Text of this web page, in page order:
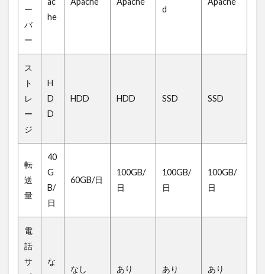
ー
バ
ー
he
d
ス
ト
レ
ー
ジ
H
D
D
HDD HDD SSD SSD
転
送
量
40
G
B/
日
60GB/日
100GB/
日
100GB/
日
100GB/
日
電
話
サ
な
なし あり あり あり